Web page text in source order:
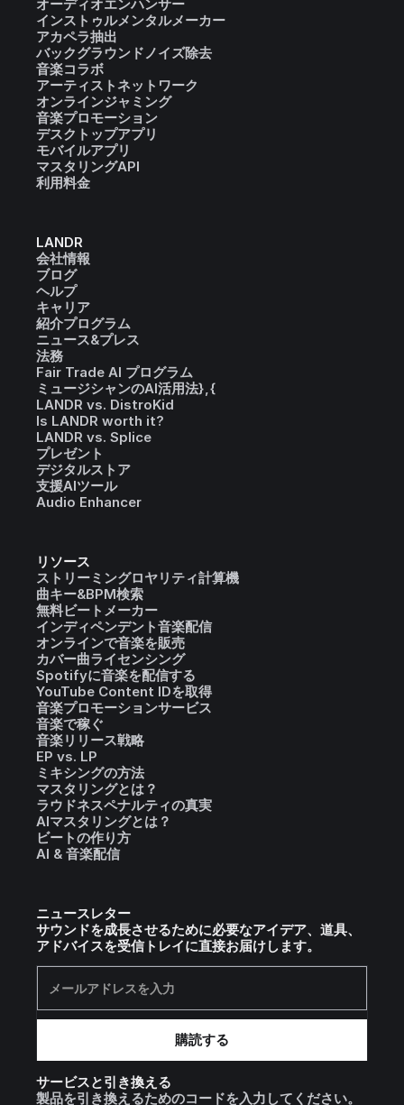
オーディオエンハンサー
インストゥルメンタルメーカー
アカペラ抽出
バックグラウンドノイズ除去
音楽コラボ
アーティストネットワーク
オンラインジャミング
音楽プロモーション
デスクトップアプリ
モバイルアプリ
マスタリングAPI
利用料金
LANDR
会社情報
ブログ
ヘルプ
キャリア
紹介プログラム
ニュース&プレス
法務
Fair Trade AI プログラム
ミュージシャンのAI活用法},{
LANDR vs. DistroKid
Is LANDR worth it?
LANDR vs. Splice
プレゼント
デジタルストア
支援AIツール
Audio Enhancer
リソース
ストリーミングロヤリティ計算機
曲キー&BPM検索
無料ビートメーカー
インディペンデント音楽配信
オンラインで音楽を販売
カバー曲ライセンシング
Spotifyに音楽を配信する
YouTube Content IDを取得
音楽プロモーションサービス
音楽で稼ぐ
音楽リリース戦略
EP vs. LP
ミキシングの方法
マスタリングとは？
ラウドネスペナルティの真実
AIマスタリングとは？
ビートの作り方
AI & 音楽配信
ニュースレター
サウンドを成長させるために必要なアイデア、道具、
アドバイスを受信トレイに直接お届けします。
サービスと引き換える
製品を引き換えるためのコードを入力してください。